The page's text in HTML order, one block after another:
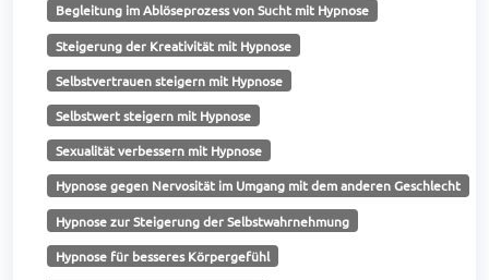
Begleitung im Ablöseprozess von Sucht mit Hypnose
Steigerung der Kreativität mit Hypnose
Selbstvertrauen steigern mit Hypnose
Selbstwert steigern mit Hypnose
Sexualität verbessern mit Hypnose
Hypnose gegen Nervosität im Umgang mit dem anderen Geschlecht
Hypnose zur Steigerung der Selbstwahrnehmung
Hypnose für besseres Körpergefühl